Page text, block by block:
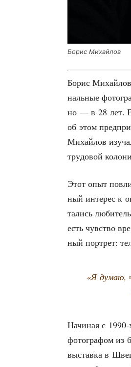
Борис Михай­лов
Борис
наль­ные
но — в 28 лет. В
об этом
Михай­лов
тру­до­вой
Этот опыт
ный инте­рес к
та­лись
есть чув­ство
ный порт­рет:
«Я думаю,
Начи­ная с
фото­гра­фом из
выстав­ка в